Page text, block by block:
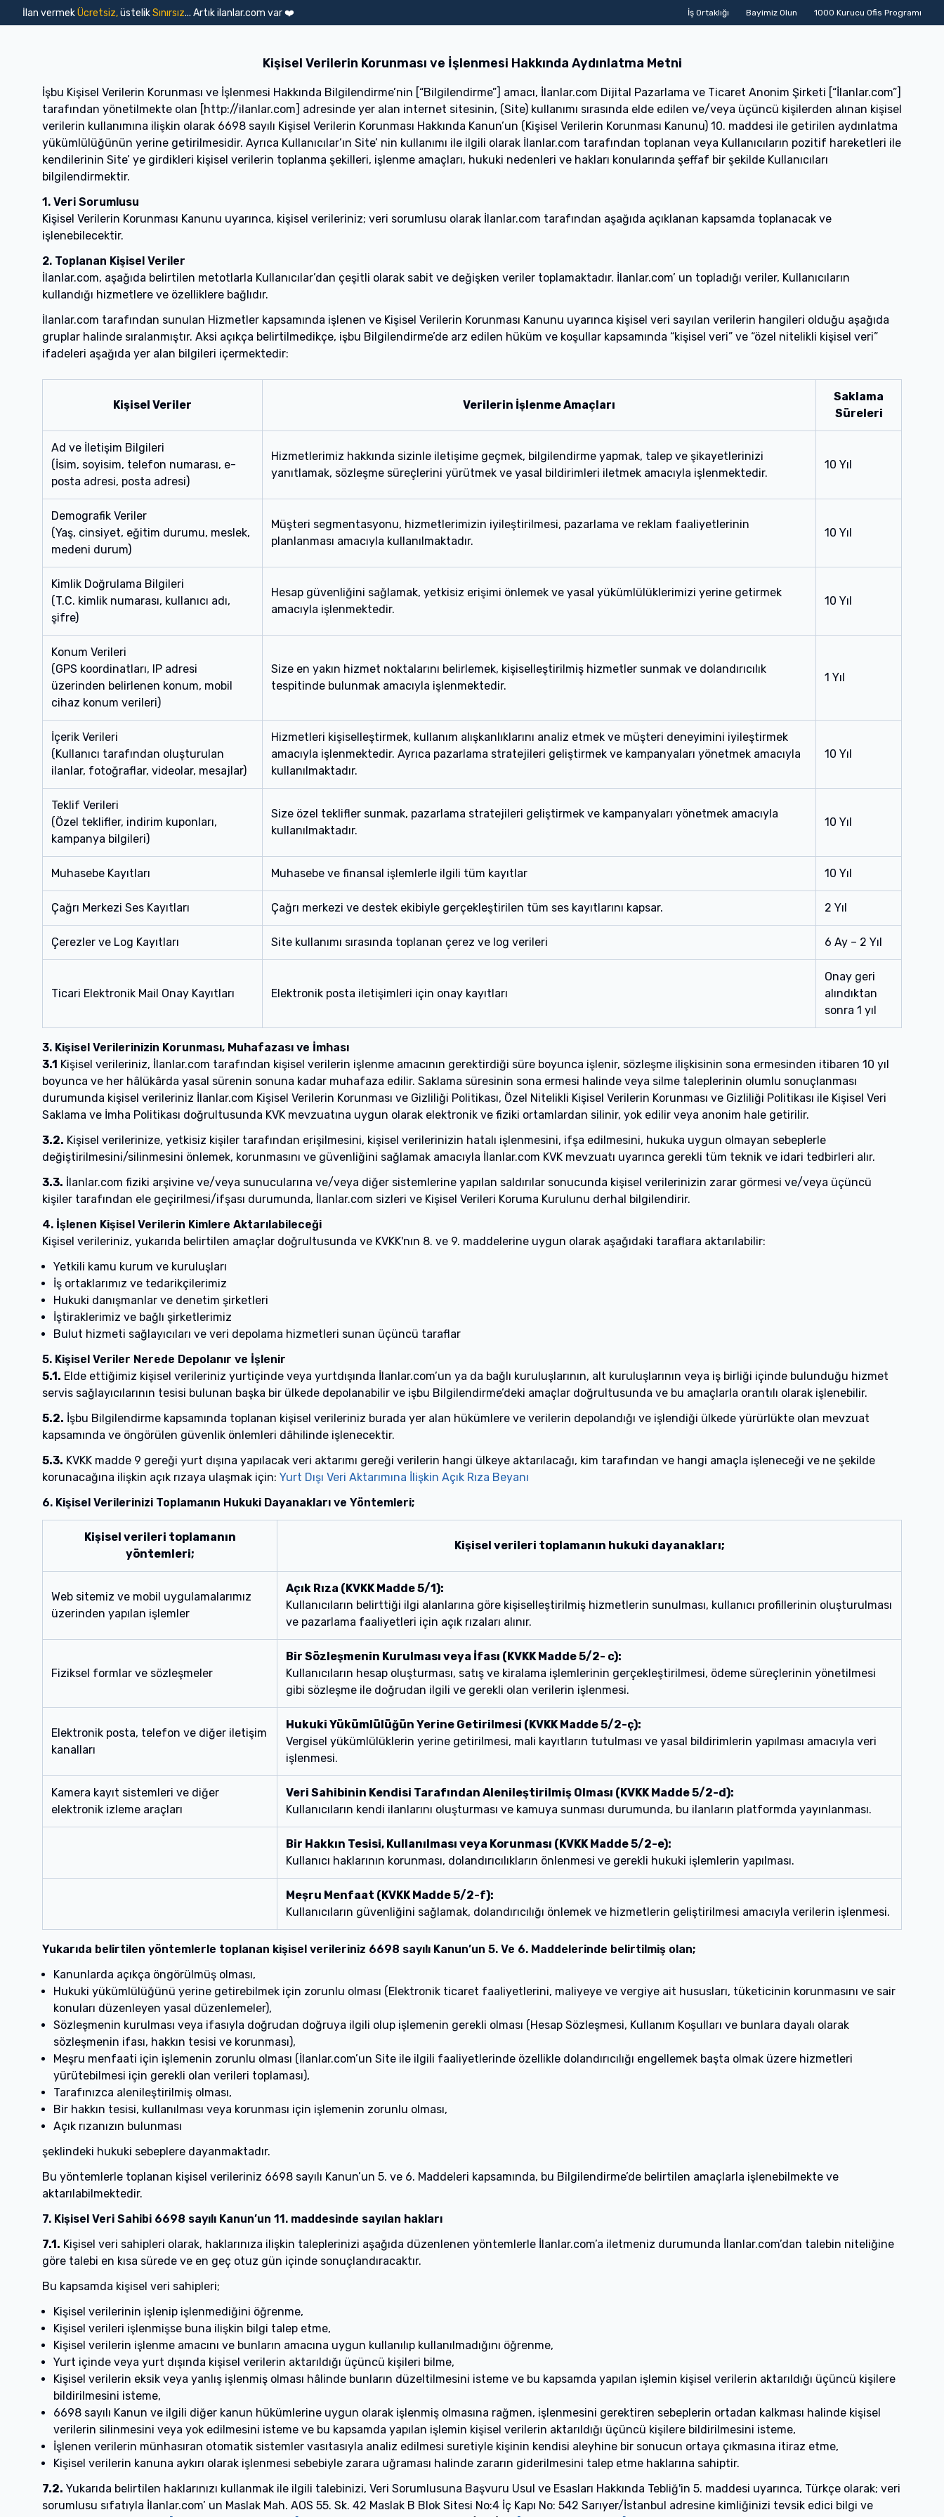
İlan vermekÜcretsiz,üstelikSınırsız... Artık ilanlar.com var ❤️ İş Ortaklığı Bayimiz Olun 1000 Kurucu Ofis Programı
Kişisel Verilerin Korunması ve İşlenmesi Hakkında Aydınlatma Metni
İşbu Kişisel Verilerin Korunması ve İşlenmesi Hakkında Bilgilendirme’nin [“Bilgilendirme”] amacı, İlanlar.com Dijital Pazarlama ve Ticaret Anonim Şirketi [“İlanlar.com”]
tarafından yönetilmekte olan [http://ilanlar.com] adresinde yer alan internet sitesinin, (Site) kullanımı sırasında elde edilen ve/veya üçüncü kişilerden alınan kişisel
verilerin kullanımına ilişkin olarak 6698 sayılı Kişisel Verilerin Korunması Hakkında Kanun’un (Kişisel Verilerin Korunması Kanunu) 10. maddesi ile getirilen aydınlatma
yükümlülüğünün yerine getirilmesidir. Ayrıca Kullanıcılar’ın Site’ nin kullanımı ile ilgili olarak İlanlar.com tarafından toplanan veya Kullanıcıların pozitif hareketleri ile
kendilerinin Site’ ye girdikleri kişisel verilerin toplanma şekilleri, işlenme amaçları, hukuki nedenleri ve hakları konularında şeffaf bir şekilde Kullanıcıları
bilgilendirmektir.
1. Veri Sorumlusu
Kişisel Verilerin Korunması Kanunu uyarınca, kişisel verileriniz; veri sorumlusu olarak İlanlar.com tarafından aşağıda açıklanan kapsamda toplanacak ve
işlenebilecektir.
2. Toplanan Kişisel Veriler
İlanlar.com, aşağıda belirtilen metotlarla Kullanıcılar’dan çeşitli olarak sabit ve değişken veriler toplamaktadır. İlanlar.com’ un topladığı veriler, Kullanıcıların
kullandığı hizmetlere ve özelliklere bağlıdır.
İlanlar.com tarafından sunulan Hizmetler kapsamında işlenen ve Kişisel Verilerin Korunması Kanunu uyarınca kişisel veri sayılan verilerin hangileri olduğu aşağıda
gruplar halinde sıralanmıştır. Aksi açıkça belirtilmedikçe, işbu Bilgilendirme’de arz edilen hüküm ve koşullar kapsamında “kişisel veri” ve “özel nitelikli kişisel veri”
ifadeleri aşağıda yer alan bilgileri içermektedir:
Kişisel Veriler Verilerin İşlenme Amaçları
Saklama
Süreleri
Ad ve İletişim Bilgileri
(İsim, soyisim, telefon numarası, e-
posta adresi, posta adresi)
Hizmetlerimiz hakkında sizinle iletişime geçmek, bilgilendirme yapmak, talep ve şikayetlerinizi
yanıtlamak, sözleşme süreçlerini yürütmek ve yasal bildirimleri iletmek amacıyla işlenmektedir.
10 Yıl
Demografik Veriler
(Yaş, cinsiyet, eğitim durumu, meslek,
medeni durum)
Müşteri segmentasyonu, hizmetlerimizin iyileştirilmesi, pazarlama ve reklam faaliyetlerinin
planlanması amacıyla kullanılmaktadır.
10 Yıl
Kimlik Doğrulama Bilgileri
(T.C. kimlik numarası, kullanıcı adı,
şifre)
Hesap güvenliğini sağlamak, yetkisiz erişimi önlemek ve yasal yükümlülüklerimizi yerine getirmek
amacıyla işlenmektedir.
10 Yıl
Konum Verileri
(GPS koordinatları, IP adresi
üzerinden belirlenen konum, mobil
cihaz konum verileri)
Size en yakın hizmet noktalarını belirlemek, kişiselleştirilmiş hizmetler sunmak ve dolandırıcılık
tespitinde bulunmak amacıyla işlenmektedir.
1 Yıl
İçerik Verileri
(Kullanıcı tarafından oluşturulan
ilanlar, fotoğraflar, videolar, mesajlar)
Hizmetleri kişiselleştirmek, kullanım alışkanlıklarını analiz etmek ve müşteri deneyimini iyileştirmek
amacıyla işlenmektedir. Ayrıca pazarlama stratejileri geliştirmek ve kampanyaları yönetmek amacıyla
kullanılmaktadır.
10 Yıl
Teklif Verileri
(Özel teklifler, indirim kuponları,
kampanya bilgileri)
Size özel teklifler sunmak, pazarlama stratejileri geliştirmek ve kampanyaları yönetmek amacıyla
kullanılmaktadır.
10 Yıl
Muhasebe Kayıtları Muhasebe ve finansal işlemlerle ilgili tüm kayıtlar 10 Yıl
Çağrı Merkezi Ses Kayıtları Çağrı merkezi ve destek ekibiyle gerçekleştirilen tüm ses kayıtlarını kapsar. 2 Yıl
Çerezler ve Log Kayıtları Site kullanımı sırasında toplanan çerez ve log verileri 6 Ay – 2 Yıl
Ticari Elektronik Mail Onay Kayıtları Elektronik posta iletişimleri için onay kayıtları
Onay geri
alındıktan
sonra 1 yıl
3. Kişisel Verilerinizin Korunması, Muhafazası ve İmhası
3.1 Kişisel verileriniz, İlanlar.com tarafından kişisel verilerin işlenme amacının gerektirdiği süre boyunca işlenir, sözleşme ilişkisinin sona ermesinden itibaren 10 yıl
boyunca ve her hâlükârda yasal sürenin sonuna kadar muhafaza edilir. Saklama süresinin sona ermesi halinde veya silme taleplerinin olumlu sonuçlanması
durumunda kişisel verileriniz İlanlar.com Kişisel Verilerin Korunması ve Gizliliği Politikası, Özel Nitelikli Kişisel Verilerin Korunması ve Gizliliği Politikası ile Kişisel Veri
Saklama ve İmha Politikası doğrultusunda KVK mevzuatına uygun olarak elektronik ve fiziki ortamlardan silinir, yok edilir veya anonim hale getirilir.
3.2. Kişisel verilerinize, yetkisiz kişiler tarafından erişilmesini, kişisel verilerinizin hatalı işlenmesini, ifşa edilmesini, hukuka uygun olmayan sebeplerle
değiştirilmesini/silinmesini önlemek, korunmasını ve güvenliğini sağlamak amacıyla İlanlar.com KVK mevzuatı uyarınca gerekli tüm teknik ve idari tedbirleri alır.
3.3. İlanlar.com fiziki arşivine ve/veya sunucularına ve/veya diğer sistemlerine yapılan saldırılar sonucunda kişisel verilerinizin zarar görmesi ve/veya üçüncü
kişiler tarafından ele geçirilmesi/ifşası durumunda, İlanlar.com sizleri ve Kişisel Verileri Koruma Kurulunu derhal bilgilendirir.
4. İşlenen Kişisel Verilerin Kimlere Aktarılabileceği
Kişisel verileriniz, yukarıda belirtilen amaçlar doğrultusunda ve KVKK'nın 8. ve 9. maddelerine uygun olarak aşağıdaki taraflara aktarılabilir:
Yetkili kamu kurum ve kuruluşları
İş ortaklarımız ve tedarikçilerimiz
Hukuki danışmanlar ve denetim şirketleri
İştiraklerimiz ve bağlı şirketlerimiz
Bulut hizmeti sağlayıcıları ve veri depolama hizmetleri sunan üçüncü taraflar
5. Kişisel Veriler Nerede Depolanır ve İşlenir
5.1. Elde ettiğimiz kişisel verileriniz yurtiçinde veya yurtdışında İlanlar.com’un ya da bağlı kuruluşlarının, alt kuruluşlarının veya iş birliği içinde bulunduğu hizmet
servis sağlayıcılarının tesisi bulunan başka bir ülkede depolanabilir ve işbu Bilgilendirme’deki amaçlar doğrultusunda ve bu amaçlarla orantılı olarak işlenebilir.
5.2. İşbu Bilgilendirme kapsamında toplanan kişisel verileriniz burada yer alan hükümlere ve verilerin depolandığı ve işlendiği ülkede yürürlükte olan mevzuat
kapsamında ve öngörülen güvenlik önlemleri dâhilinde işlenecektir.
5.3. KVKK madde 9 gereği yurt dışına yapılacak veri aktarımı gereği verilerin hangi ülkeye aktarılacağı, kim tarafından ve hangi amaçla işleneceği ve ne şekilde
korunacağına ilişkin açık rızaya ulaşmak için: Yurt Dışı Veri Aktarımına İlişkin Açık Rıza Beyanı
6. Kişisel Verilerinizi Toplamanın Hukuki Dayanakları ve Yöntemleri;
Kişisel verileri toplamanın
yöntemleri;
Kişisel verileri toplamanın hukuki dayanakları;
Web sitemiz ve mobil uygulamalarımız
üzerinden yapılan işlemler
Açık Rıza (KVKK Madde 5/1):
Kullanıcıların belirttiği ilgi alanlarına göre kişiselleştirilmiş hizmetlerin sunulması, kullanıcı profillerinin oluşturulması
ve pazarlama faaliyetleri için açık rızaları alınır.
Fiziksel formlar ve sözleşmeler
Bir Sözleşmenin Kurulması veya İfası (KVKK Madde 5/2- c):
Kullanıcıların hesap oluşturması, satış ve kiralama işlemlerinin gerçekleştirilmesi, ödeme süreçlerinin yönetilmesi
gibi sözleşme ile doğrudan ilgili ve gerekli olan verilerin işlenmesi.
Elektronik posta, telefon ve diğer iletişim
kanalları
Hukuki Yükümlülüğün Yerine Getirilmesi (KVKK Madde 5/2-ç):
Vergisel yükümlülüklerin yerine getirilmesi, mali kayıtların tutulması ve yasal bildirimlerin yapılması amacıyla veri
işlenmesi.
Kamera kayıt sistemleri ve diğer
elektronik izleme araçları
Veri Sahibinin Kendisi Tarafından Alenileştirilmiş Olması (KVKK Madde 5/2-d):
Kullanıcıların kendi ilanlarını oluşturması ve kamuya sunması durumunda, bu ilanların platformda yayınlanması.
Bir Hakkın Tesisi, Kullanılması veya Korunması (KVKK Madde 5/2-e):
Kullanıcı haklarının korunması, dolandırıcılıkların önlenmesi ve gerekli hukuki işlemlerin yapılması.
Meşru Menfaat (KVKK Madde 5/2-f):
Kullanıcıların güvenliğini sağlamak, dolandırıcılığı önlemek ve hizmetlerin geliştirilmesi amacıyla verilerin işlenmesi.
Yukarıda belirtilen yöntemlerle toplanan kişisel verileriniz 6698 sayılı Kanun’un 5. Ve 6. Maddelerinde belirtilmiş olan;
Kanunlarda açıkça öngörülmüş olması,
Hukuki yükümlülüğünü yerine getirebilmek için zorunlu olması (Elektronik ticaret faaliyetlerini, maliyeye ve vergiye ait hususları, tüketicinin korunmasını ve sair
konuları düzenleyen yasal düzenlemeler),
Sözleşmenin kurulması veya ifasıyla doğrudan doğruya ilgili olup işlemenin gerekli olması (Hesap Sözleşmesi, Kullanım Koşulları ve bunlara dayalı olarak
sözleşmenin ifası, hakkın tesisi ve korunması),
Meşru menfaati için işlemenin zorunlu olması (İlanlar.com’un Site ile ilgili faaliyetlerinde özellikle dolandırıcılığı engellemek başta olmak üzere hizmetleri
yürütebilmesi için gerekli olan verileri toplaması),
Tarafınızca alenileştirilmiş olması,
Bir hakkın tesisi, kullanılması veya korunması için işlemenin zorunlu olması,
Açık rızanızın bulunması
şeklindeki hukuki sebeplere dayanmaktadır.
Bu yöntemlerle toplanan kişisel verileriniz 6698 sayılı Kanun’un 5. ve 6. Maddeleri kapsamında, bu Bilgilendirme’de belirtilen amaçlarla işlenebilmekte ve
aktarılabilmektedir.
7. Kişisel Veri Sahibi 6698 sayılı Kanun’un 11. maddesinde sayılan hakları
7.1. Kişisel veri sahipleri olarak, haklarınıza ilişkin taleplerinizi aşağıda düzenlenen yöntemlerle İlanlar.com’a iletmeniz durumunda İlanlar.com’dan talebin niteliğine
göre talebi en kısa sürede ve en geç otuz gün içinde sonuçlandıracaktır.
Bu kapsamda kişisel veri sahipleri;
Kişisel verilerinin işlenip işlenmediğini öğrenme,
Kişisel verileri işlenmişse buna ilişkin bilgi talep etme,
Kişisel verilerin işlenme amacını ve bunların amacına uygun kullanılıp kullanılmadığını öğrenme,
Yurt içinde veya yurt dışında kişisel verilerin aktarıldığı üçüncü kişileri bilme,
Kişisel verilerin eksik veya yanlış işlenmiş olması hâlinde bunların düzeltilmesini isteme ve bu kapsamda yapılan işlemin kişisel verilerin aktarıldığı üçüncü kişilere
bildirilmesini isteme,
6698 sayılı Kanun ve ilgili diğer kanun hükümlerine uygun olarak işlenmiş olmasına rağmen, işlenmesini gerektiren sebeplerin ortadan kalkması halinde kişisel
verilerin silinmesini veya yok edilmesini isteme ve bu kapsamda yapılan işlemin kişisel verilerin aktarıldığı üçüncü kişilere bildirilmesini isteme,
İşlenen verilerin münhasıran otomatik sistemler vasıtasıyla analiz edilmesi suretiyle kişinin kendisi aleyhine bir sonucun ortaya çıkmasına itiraz etme,
Kişisel verilerin kanuna aykırı olarak işlenmesi sebebiyle zarara uğraması halinde zararın giderilmesini talep etme haklarına sahiptir.
7.2. Yukarıda belirtilen haklarınızı kullanmak ile ilgili talebinizi, Veri Sorumlusuna Başvuru Usul ve Esasları Hakkında Tebliğ'in 5. maddesi uyarınca, Türkçe olarak; veri
sorumlusu sıfatıyla İlanlar.com’ un Maslak Mah. AOS 55. Sk. 42 Maslak B Blok Sitesi No:4 İç Kapı No: 542 Sarıyer/İstanbul adresine kimliğinizi tevsik edici bilgi ve
Emlak İlanları